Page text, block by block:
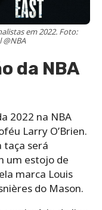
em 2022. Foto:
da NBA
2022 na NBA
Larry O’Brien.
taça será
um estojo de
marca Louis
do Mason.